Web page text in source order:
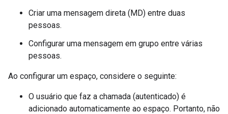
Criar uma mensagem direta (MD) entre duas
pessoas.
Configurar uma mensagem em grupo entre várias
pessoas.
Ao configurar um espaço, considere o seguinte:
O usuário que faz a chamada (autenticado) é
adicionado automaticamente ao espaço. Portanto, não